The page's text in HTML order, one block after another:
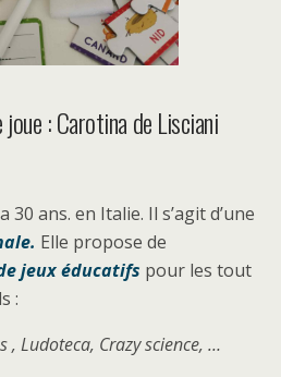
joue : Carotina de Lisciani
30 ans. en Italie. Il s’agit d’une
Elle propose de
jeux éducatifs pour les tout
:
, Ludoteca, Crazy science, …